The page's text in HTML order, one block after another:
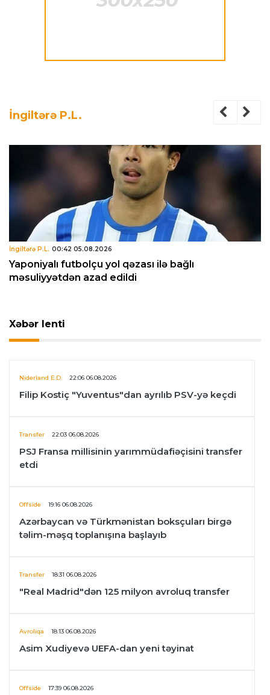
İngiltərə P.L.
İngiltərə P.L. 00:42 05.08.2026
Yaponiyalı futbolçu yol qəzası ilə bağlı
məsuliyyətdən azad edildi
Xəbər lenti
Niderland E.D. 22:06 06.08.2026
Filip Kostiç "Yuventus"dan ayrılıb PSV-yə keçdi
Transfer 22:03 06.08.2026
PSJ Fransa millisinin yarımmüdafiəçisini transfer
etdi
Offside 19:16 06.08.2026
Azərbaycan və Türkmənistan boksçuları birgə
təlim-məşq toplanışına başlayıb
Transfer 18:31 06.08.2026
"Real Madrid"dən 125 milyon avroluq transfer
Avroliqa 18:13 06.08.2026
Asim Xudiyevə UEFA-dan yeni təyinat
Offside 17:39 06.08.2026